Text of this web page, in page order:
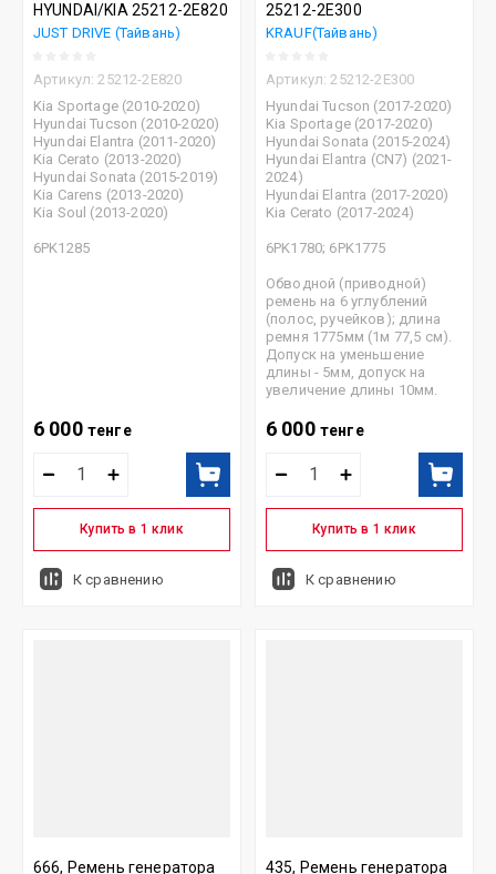
HYUNDAI/KIA 25212-2E820
JUST DRIVE (Тайвань)
Артикул: 25212-2E820
Kia Sportage (2010-2020)
Hyundai Tucson (2010-2020)
Hyundai Elantra (2011-2020)
Kia Cerato (2013-2020)
Hyundai Sonata (2015-2019)
Kia Carens (2013-2020)
Kia Soul (2013-2020)
6PK1285
6 000 тенге
Купить в 1 клик
К сравнению
25212-2E300
KRAUF(Тайвань)
Артикул: 25212-2E300
Hyundai Tucson (2017-2020)
Kia Sportage (2017-2020)
Hyundai Sonata (2015-2024)
Hyundai Elantra (CN7) (2021-
2024)
Hyundai Elantra (2017-2020)
Kia Cerato (2017-2024)
6PK1780; 6PK1775
Обводной (приводной)
ремень на 6 углублений
(полос, ручейков); длина
ремня 1775мм (1м 77,5 см).
Допуск на уменьшение
длины - 5мм, допуск на
увеличение длины 10мм.
6 000 тенге
Купить в 1 клик
К сравнению
666, Ремень генератора 435, Ремень генератора